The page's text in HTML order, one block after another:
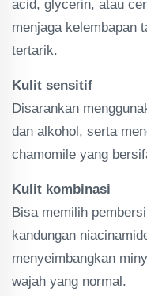
acid, glycerin, atau
menjaga kelembapan
tertarik.
Kulit sensitif
Disarankan
dan alkohol, serta
chamomile yang
Kulit kombinasi
Bisa memilih
kandungan
menyeimbangkan
wajah yang normal.